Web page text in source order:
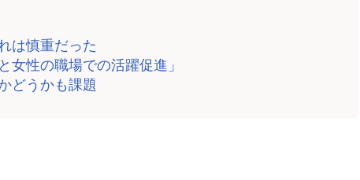
は慎重だった
女性の職場での活躍促進」
どうかも課題